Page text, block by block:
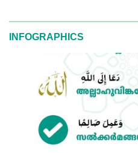
INFOGRAPHICS